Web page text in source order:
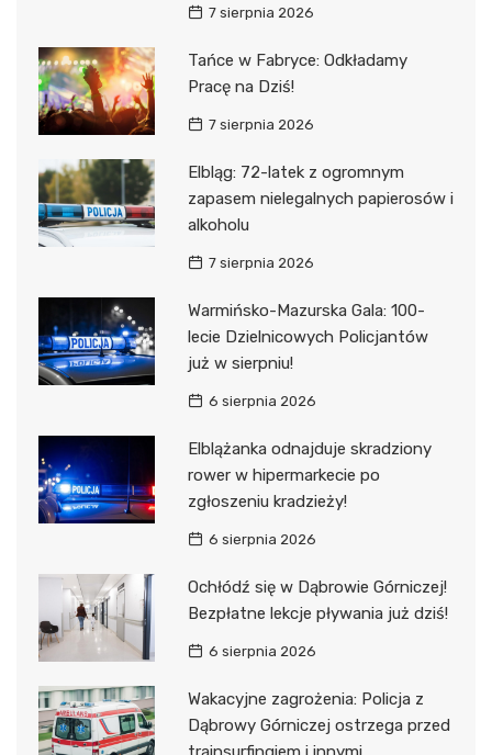
7 sierpnia 2026
Tańce w Fabryce: Odkładamy
Pracę na Dziś!
7 sierpnia 2026
Elbląg: 72-latek z ogromnym
zapasem nielegalnych papierosów i
alkoholu
7 sierpnia 2026
Warmińsko-Mazurska Gala: 100-
lecie Dzielnicowych Policjantów
już w sierpniu!
6 sierpnia 2026
Elblążanka odnajduje skradziony
rower w hipermarkecie po
zgłoszeniu kradzieży!
6 sierpnia 2026
Ochłódź się w Dąbrowie Górniczej!
Bezpłatne lekcje pływania już dziś!
6 sierpnia 2026
Wakacyjne zagrożenia: Policja z
Dąbrowy Górniczej ostrzega przed